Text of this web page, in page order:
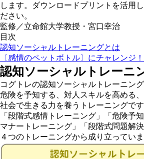
します。ダウンロードプリントを活用
ださい。
監修／立命館大学教授・宮口幸治
目次
認知ソーシャルトレーニングとは
〔感情のペットボトル〕にチャレンジ！
認知ソーシャルトレーニ
コグトレの認知ソーシャルトレーニング
危険を予知する、対人スキルを高める
社会で生きる力を養うトレーニングで
「段階式感情トレーニング」「危険予
マナートレーニング」「段階式問題解
４つのトレーニングから成り立っていま